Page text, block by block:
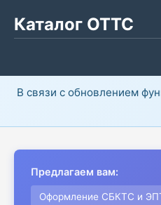
Каталог ОТТС
В связи с обновлением
Предлагаем вам:
Оформление СБКТС и